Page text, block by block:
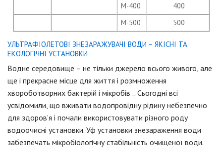
M-400
400
M-500
500
УЛЬТРАФІОЛЕТОВІ ЗНЕЗАРАЖУВАЧІ ВОДИ – ЯКІСНІ ТА
ЕКОЛОГІЧНІ УСТАНОВКИ
Водне середовище – не тільки джерело всього живого, але
ще і прекрасне місце для життя і розмноження
хвороботворних бактерій і мікробів .. Сьогодні всi
усвідомили, що вживати водопровідну рідину небезпечно
для здоров’я і почали використовувати різного роду
водоочисні установки. Уф установки знезараження води
забезпечать мікробіологічну стабільність очищеної води.